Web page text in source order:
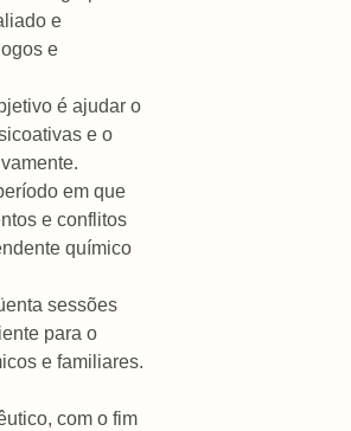
e
e
é ajudar o
e o
em que
e conflitos
químico
sessões
para o
e familiares.
com o fim